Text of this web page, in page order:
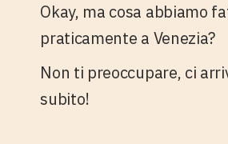
Okay, ma cosa abbiamo
praticamente a Venezia?
Non ti preoccupare, ci
subito!